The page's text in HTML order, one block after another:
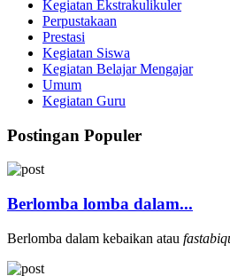
Kegiatan Ekstrakulikuler
Perpustakaan
Prestasi
Kegiatan Siswa
Kegiatan Belajar Mengajar
Umum
Kegiatan Guru
Postingan Populer
Berlomba lomba dalam...
Berlomba dalam kebaikan atau